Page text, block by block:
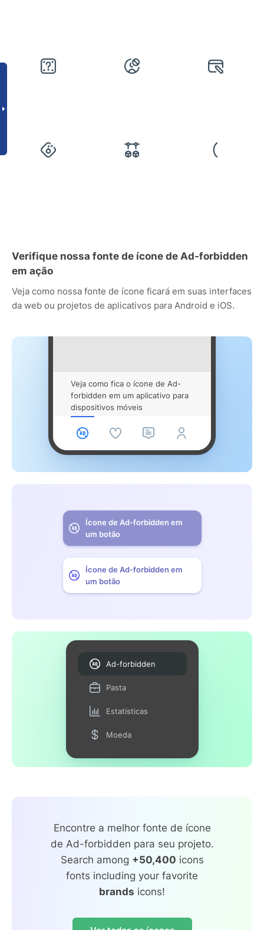
Verifique nossa fonte de ícone de Ad-forbidden
em ação
Veja como nossa fonte de ícone ficará em suas interfaces
da web ou projetos de aplicativos para Android e iOS.
Veja como fica o ícone de Ad-
forbidden em um aplicativo para
dispositivos móveis
Ícone de Ad-forbidden em
um botão
Ícone de Ad-forbidden em
um botão
Ad-forbidden
Pasta
Estatísticas
Moeda
Encontre a melhor fonte de ícone
de Ad-forbidden para seu projeto.
Search among +50,400 icons
fonts including your favorite
brands icons!